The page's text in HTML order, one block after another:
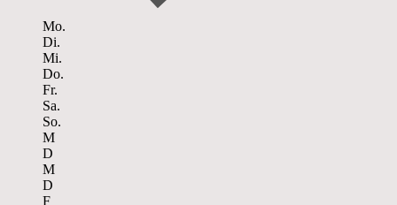
Mo.
Di.
Mi.
Do.
Fr.
Sa.
So.
M
D
M
D
F